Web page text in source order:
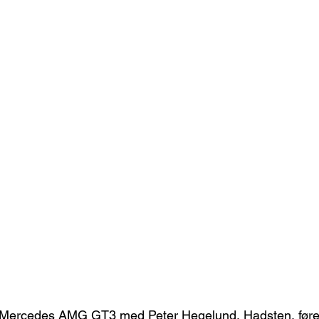
AMG GT3 med Peter Hegelund, Hadsten,